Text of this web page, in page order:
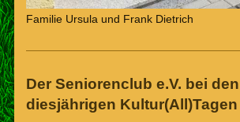
Familie Ursula und Frank Dietrich
Der Seniorenclub e.V. bei den
diesjährigen Kultur(All)Tagen